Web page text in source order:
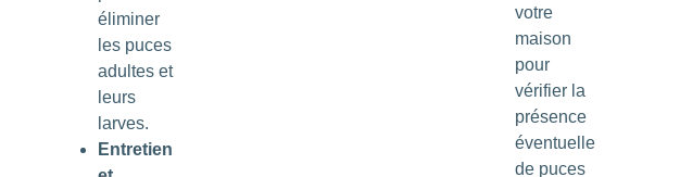
éliminer
les puces
adultes et
leurs
larves.
Entretien
votre
maison
pour
vérifier la
présence
éventuelle
de puces